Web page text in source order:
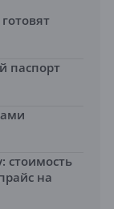
паспорт
стоимость
на